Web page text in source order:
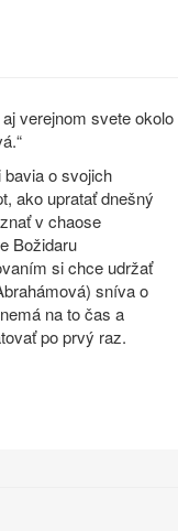
verejnom svete okolo
o svojich
ako upratať dnešný
v chaose
Božidaru
si chce udržať
sníva o
na to čas a
po prvý raz.